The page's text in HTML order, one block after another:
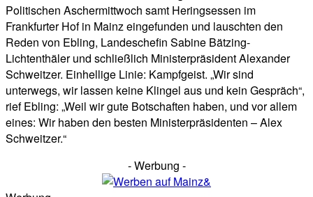
Politischen Aschermittwoch samt Heringsessen im
Frankfurter Hof in Mainz eingefunden und lauschten den
Reden von Ebling, Landeschefin Sabine Bätzing-
Lichtenthäler und schließlich Ministerpräsident Alexander
Schweitzer. Einhellige Linie: Kampfgeist. „Wir sind
unterwegs, wir lassen keine Klingel aus und kein Gespräch“,
rief Ebling: „Weil wir gute Botschaften haben, und vor allem
eines: Wir haben den besten Ministerpräsidenten – Alex
Schweitzer.“
- Werbung -